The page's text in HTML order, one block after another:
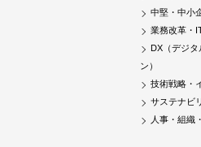
中堅・中小
業務改革・
DX（デジ
ン）
技術戦略・
サステナビ
人事・組織